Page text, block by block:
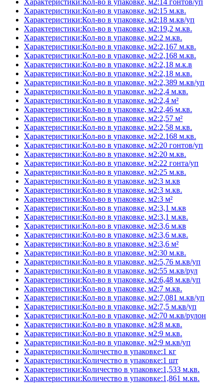
Характеристики:Кол-во в упаковке, м2:14 гонтов/уп
Характеристики:Кол-во в упаковке, м2:15 м.кв.
Характеристики:Кол-во в упаковке, м2:18 м.кв/уп
Характеристики:Кол-во в упаковке, м2:19,2 м.кв.
Характеристики:Кол-во в упаковке, м2:2 м.кв.
Характеристики:Кол-во в упаковке, м2:2,167 м.кв.
Характеристики:Кол-во в упаковке, м2:2,168 м.кв.
Характеристики:Кол-во в упаковке, м2:2,18 м.к.в
Характеристики:Кол-во в упаковке, м2:2,18 м.кв.
Характеристики:Кол-во в упаковке, м2:2,389 м.кв/уп
Характеристики:Кол-во в упаковке, м2:2,4 м.кв.
Характеристики:Кол-во в упаковке, м2:2,4 м²
Характеристики:Кол-во в упаковке, м2:2,46 м.кв.
Характеристики:Кол-во в упаковке, м2:2,57 м²
Характеристики:Кол-во в упаковке, м2:2,58 м.кв.
Характеристики:Кол-во в упаковке, м2:2.168 м.кв.
Характеристики:Кол-во в упаковке, м2:20 гонтов/уп
Характеристики:Кол-во в упаковке, м2:20 м.кв.
Характеристики:Кол-во в упаковке, м2:22 гонта/уп
Характеристики:Кол-во в упаковке, м2:25 м.кв.
Характеристики:Кол-во в упаковке, м2:3 м.кв
Характеристики:Кол-во в упаковке, м2:3 м.кв.
Характеристики:Кол-во в упаковке, м2:3 м²
Характеристики:Кол-во в упаковке, м2:3,1 м.кв
Характеристики:Кол-во в упаковке, м2:3,1 м.кв.
Характеристики:Кол-во в упаковке, м2:3,6 м.кв
Характеристики:Кол-во в упаковке, м2:3,6 м.кв.
Характеристики:Кол-во в упаковке, м2:3,6 м²
Характеристики:Кол-во в упаковке, м2:30 м.кв.
Характеристики:Кол-во в упаковке, м2:5,76 м.кв/уп
Характеристики:Кол-во в упаковке, м2:55 м.кв/рул
Характеристики:Кол-во в упаковке, м2:6,48 м.кв/уп
Характеристики:Кол-во в упаковке, м2:7 м.кв.
Характеристики:Кол-во в упаковке, м2:7,081 м.кв/уп
Характеристики:Кол-во в упаковке, м2:7,5 м.кв/уп
Характеристики:Кол-во в упаковке, м2:70 м.кв/рулон
Характеристики:Кол-во в упаковке, м2:8 м.кв.
Характеристики:Кол-во в упаковке, м2:9 м.кв.
Характеристики:Кол-во в упаковке, м2:9 м.кв/уп
Характеристики:Количество в упаковке:1 кг
Характеристики:Количество в упаковке:1 шт
Характеристики:Количество в упаковке:1,533 м.кв.
Характеристики:Количество в упаковке:1,861 м.кв.